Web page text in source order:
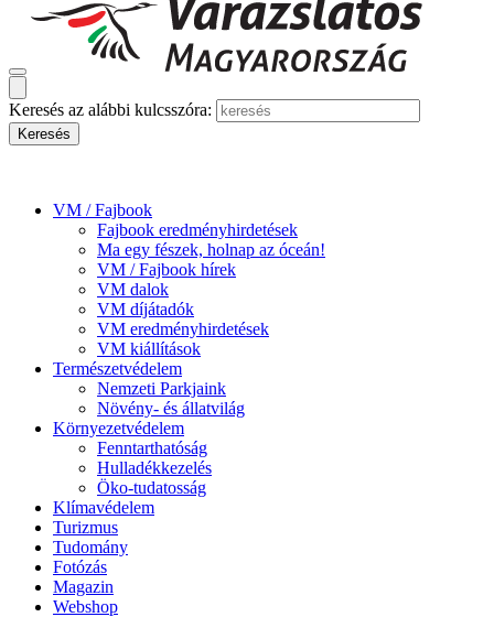
Keresés az alábbi kulcsszóra:
VM / Fajbook
Fajbook eredményhirdetések
Ma egy fészek, holnap az óceán!
VM / Fajbook hírek
VM dalok
VM díjátadók
VM eredményhirdetések
VM kiállítások
Természetvédelem
Nemzeti Parkjaink
Növény- és állatvilág
Környezetvédelem
Fenntarthatóság
Hulladékkezelés
Öko-tudatosság
Klímavédelem
Turizmus
Tudomány
Fotózás
Magazin
Webshop